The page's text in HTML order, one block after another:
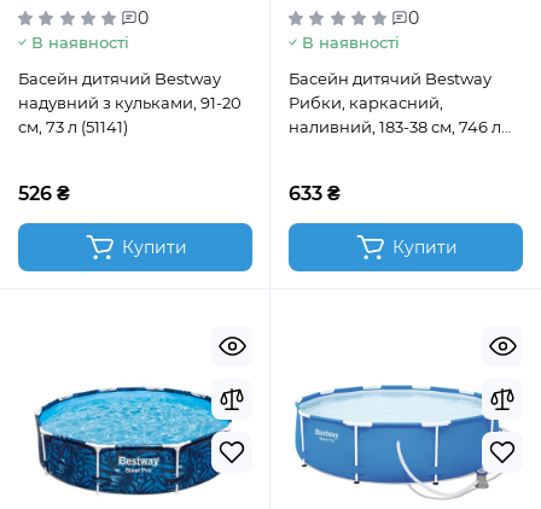
0
В наявності
Басейн дитячий Bestway
надувний з кульками, 91-20
см, 73 л (51141)
526 ₴
Купити
0
В наявності
Басейн дитячий Bestway
Рибки, каркасний,
наливний, 183-38 см, 746 л
633 ₴
Купити